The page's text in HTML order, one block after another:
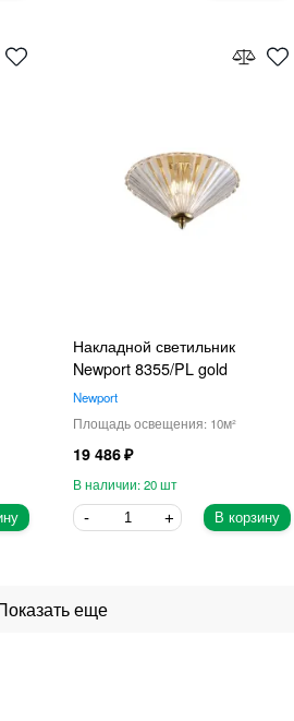
Накладной светильник
Newport 8355/PL gold
Newport
10
19 486
20
В корзину